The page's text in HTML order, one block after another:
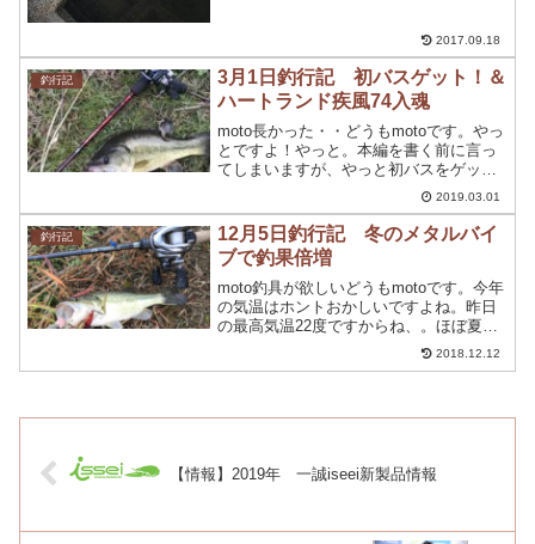
2017.09.18
釣行記
3月1日釣行記 初バスゲット！＆
ハートランド疾風74入魂
moto長かった・・どうもmotoです。やっ
とですよ！やっと。本編を書く前に言っ
てしまいますが、やっと初バスをゲット
することができました。まじでうれし
い。ともあれ、この一週間くらい結構気
温が高く過ごしやすい気温になってきま
したね。朝はまだま...
2019.03.01
釣行記
12月5日釣行記 冬のメタルバイ
ブで釣果倍増
moto釣具が欲しいどうもmotoです。今年
の気温はホントおかしいですよね。昨日
の最高気温22度ですからね、。ほぼ夏に
かわりがないですが今日でもまだ18度あ
りました。今回は、気温が高く釣りがし
2018.12.12
【情報】2019年 一誠iseei新製品情報